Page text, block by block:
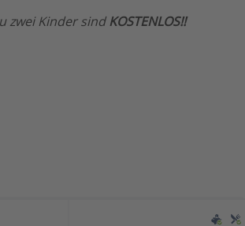
zwei Kinder sindKOSTENLOS!!